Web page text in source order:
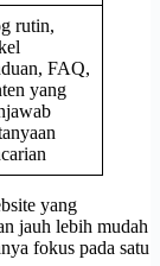
rutin,
FAQ,
yang
yang
jauh lebih mudah
fokus pada satu